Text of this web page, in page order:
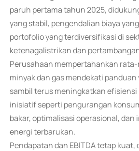
paruh pertama tahun 2025,
yang stabil, pengendalian biaya
portofolio yang terdiversifikasi di
ketenagalistrikan dan
Perusahaan mempertahankan
minyak dan gas mendekati
sambil terus meningkatkan efisiensi
inisiatif seperti pengurangan
bakar, optimalisasi operasional, dan
energi terbarukan.
Pendapatan dan EBITDA tetap kuat,